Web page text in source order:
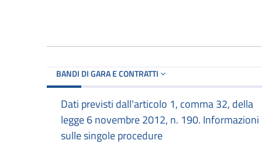
BANDI DI GARA E CONTRATTI
Dati previsti dall'articolo 1, comma 32, della
legge 6 novembre 2012, n. 190. Informazioni
sulle singole procedure